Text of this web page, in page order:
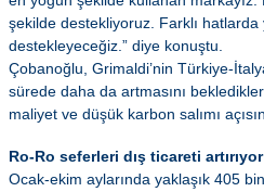
şekilde destekliyoruz. Farklı
destekleyeceğiz.” diye konuştu.
Çobanoğlu, Grimaldi’nin Türkiye-
sürede daha da artmasını
maliyet ve düşük karbon salımı
Ro-Ro seferleri dış ticareti artırıyor
Ocak-ekim aylarında yaklaşık 405